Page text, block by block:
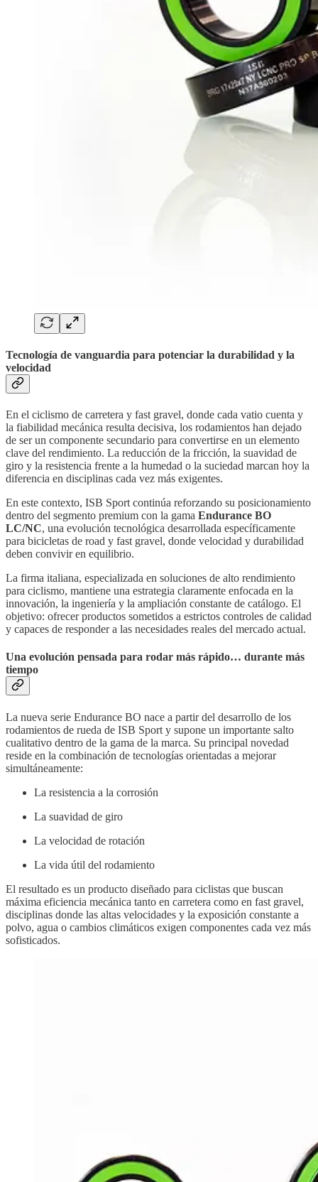
Tecnología de vanguardia para potenciar la durabilidad y la
velocidad
En el ciclismo de carretera y fast gravel, donde cada vatio cuenta y
la fiabilidad mecánica resulta decisiva, los rodamientos han dejado
de ser un componente secundario para convertirse en un elemento
clave del rendimiento. La reducción de la fricción, la suavidad de
giro y la resistencia frente a la humedad o la suciedad marcan hoy la
diferencia en disciplinas cada vez más exigentes.
En este contexto, ISB Sport continúa reforzando su posicionamiento
dentro del segmento premium con la gama Endurance BO
LC/NC, una evolución tecnológica desarrollada específicamente
para bicicletas de road y fast gravel, donde velocidad y durabilidad
deben convivir en equilibrio.
La firma italiana, especializada en soluciones de alto rendimiento
para ciclismo, mantiene una estrategia claramente enfocada en la
innovación, la ingeniería y la ampliación constante de catálogo. El
objetivo: ofrecer productos sometidos a estrictos controles de calidad
y capaces de responder a las necesidades reales del mercado actual.
Una evolución pensada para rodar más rápido… durante más
tiempo
La nueva serie Endurance BO nace a partir del desarrollo de los
rodamientos de rueda de ISB Sport y supone un importante salto
cualitativo dentro de la gama de la marca. Su principal novedad
reside en la combinación de tecnologías orientadas a mejorar
simultáneamente:
La resistencia a la corrosión
La suavidad de giro
La velocidad de rotación
La vida útil del rodamiento
El resultado es un producto diseñado para ciclistas que buscan
máxima eficiencia mecánica tanto en carretera como en fast gravel,
disciplinas donde las altas velocidades y la exposición constante a
polvo, agua o cambios climáticos exigen componentes cada vez más
sofisticados.